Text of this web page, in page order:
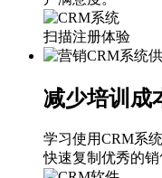
扫描注册体验
减少培训成
学习使用CRM系
快速复制优秀的销